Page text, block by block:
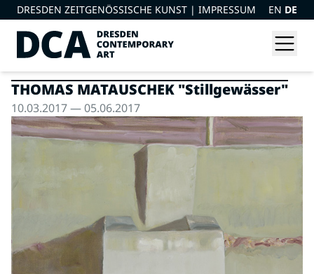
DRESDEN ZEITGENÖSSISCHE KUNST | IMPRESSUM EN DE
THOMAS MATAUSCHEK "Stillgewässer"
10.03.2017 — 05.06.2017